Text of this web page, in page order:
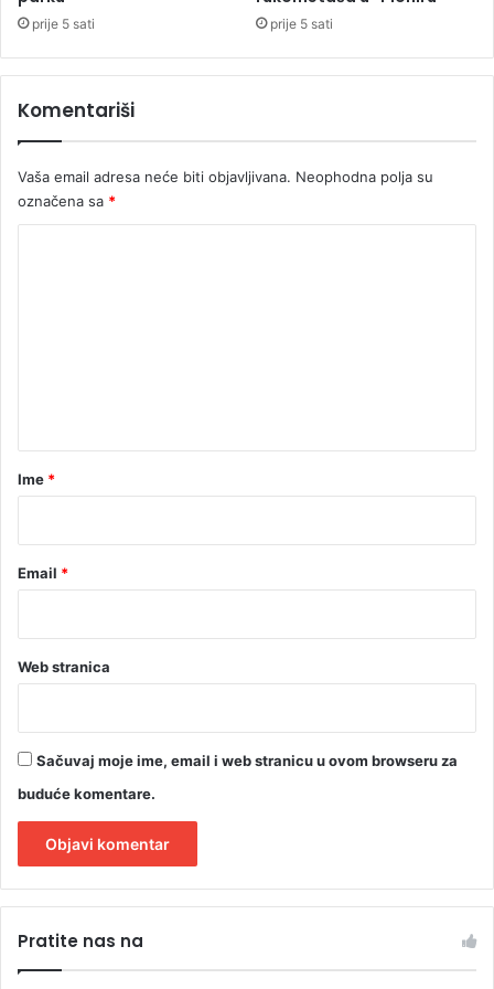
ć
m
i
e
t
prije 5 sati prije 5 sati
Komentariši
Vaša email adresa neće biti objavljivana. Neophodna polja su
označena sa *
rIme *
Email *
Web stranica
Sačuvaj moje ime, email i web stranicu u ovom browseru za
buduće komentare.
tPratite nas na